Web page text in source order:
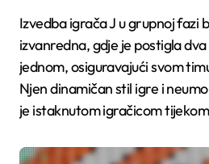
Izvedba igrača J u grupnoj fazi
izvanredna, gdje je postigla
jednom, osiguravajući svom
Njen dinamičan stil igre i
je istaknutom igračicom